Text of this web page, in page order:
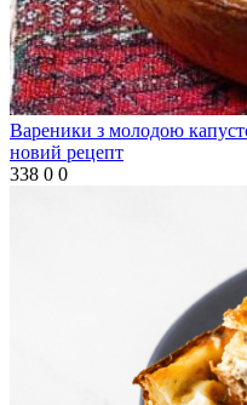
Вареники з молодою
новий рецепт
338 0 0